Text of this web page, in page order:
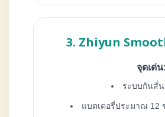
3. Zhiyun
จุดเด่น:
ระบบกันสั่
แบตเตอรี่ประมาณ 12